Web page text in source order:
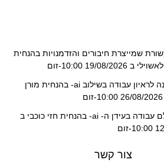
שמייצרת חיבורים והזדמנויות בהנחית
08/2026 10:00-זום
סדנא- הכנה לראיון עבודה בשילוב ai- בהנחית מורן
סדנא- עולם עבודה בעידן ה- ai- בהנחית חזי כוכבי ב
צור קשר